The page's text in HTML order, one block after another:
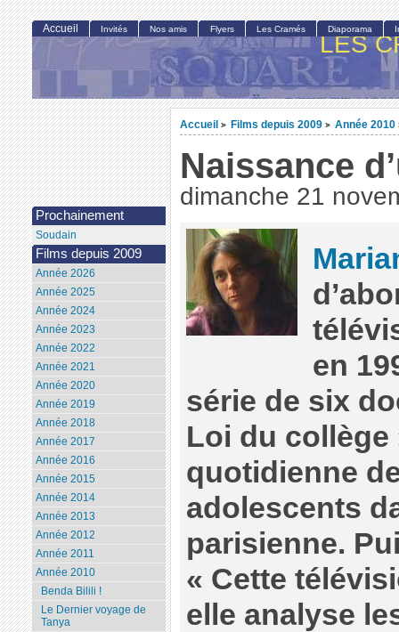
LES
Accueil > Films depuis 2009 > Année 2010
Naissance
dimanche 21
en
série de six
Loi du collège
quotidienne
adolescents
parisienne.
« Cette
elle analyse
Accueil Invités Nos amis Flyers Les Cramés Diaporama
Prochainement
Soudain
Films depuis 2009
Année 2026
Année 2025
Année 2024
Année 2023
Année 2022
Année 2021
Année 2020
Année 2019
Année 2018
Année 2017
Année 2016
Année 2015
Année 2014
Année 2013
Année 2012
Année 2011
Année 2010
Benda Bilili !
Le Dernier voyage de
Tanya